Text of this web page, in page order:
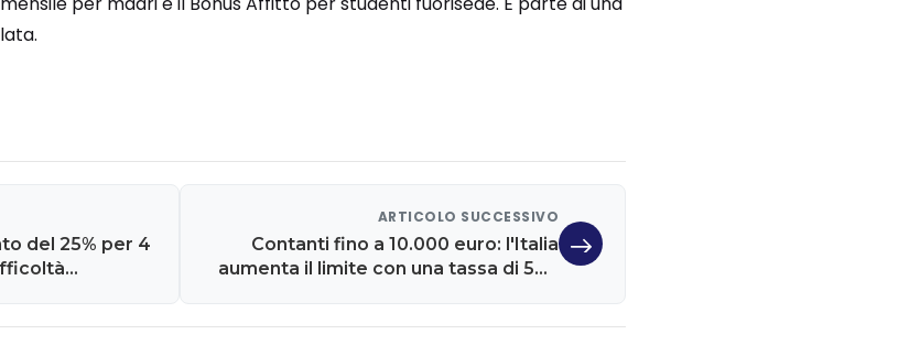
del 25% per 4
ARTICOLO SUCCESSIVO
Contanti fino a 10.000 euro: l'Italia
aumenta il limite con una tassa di 500